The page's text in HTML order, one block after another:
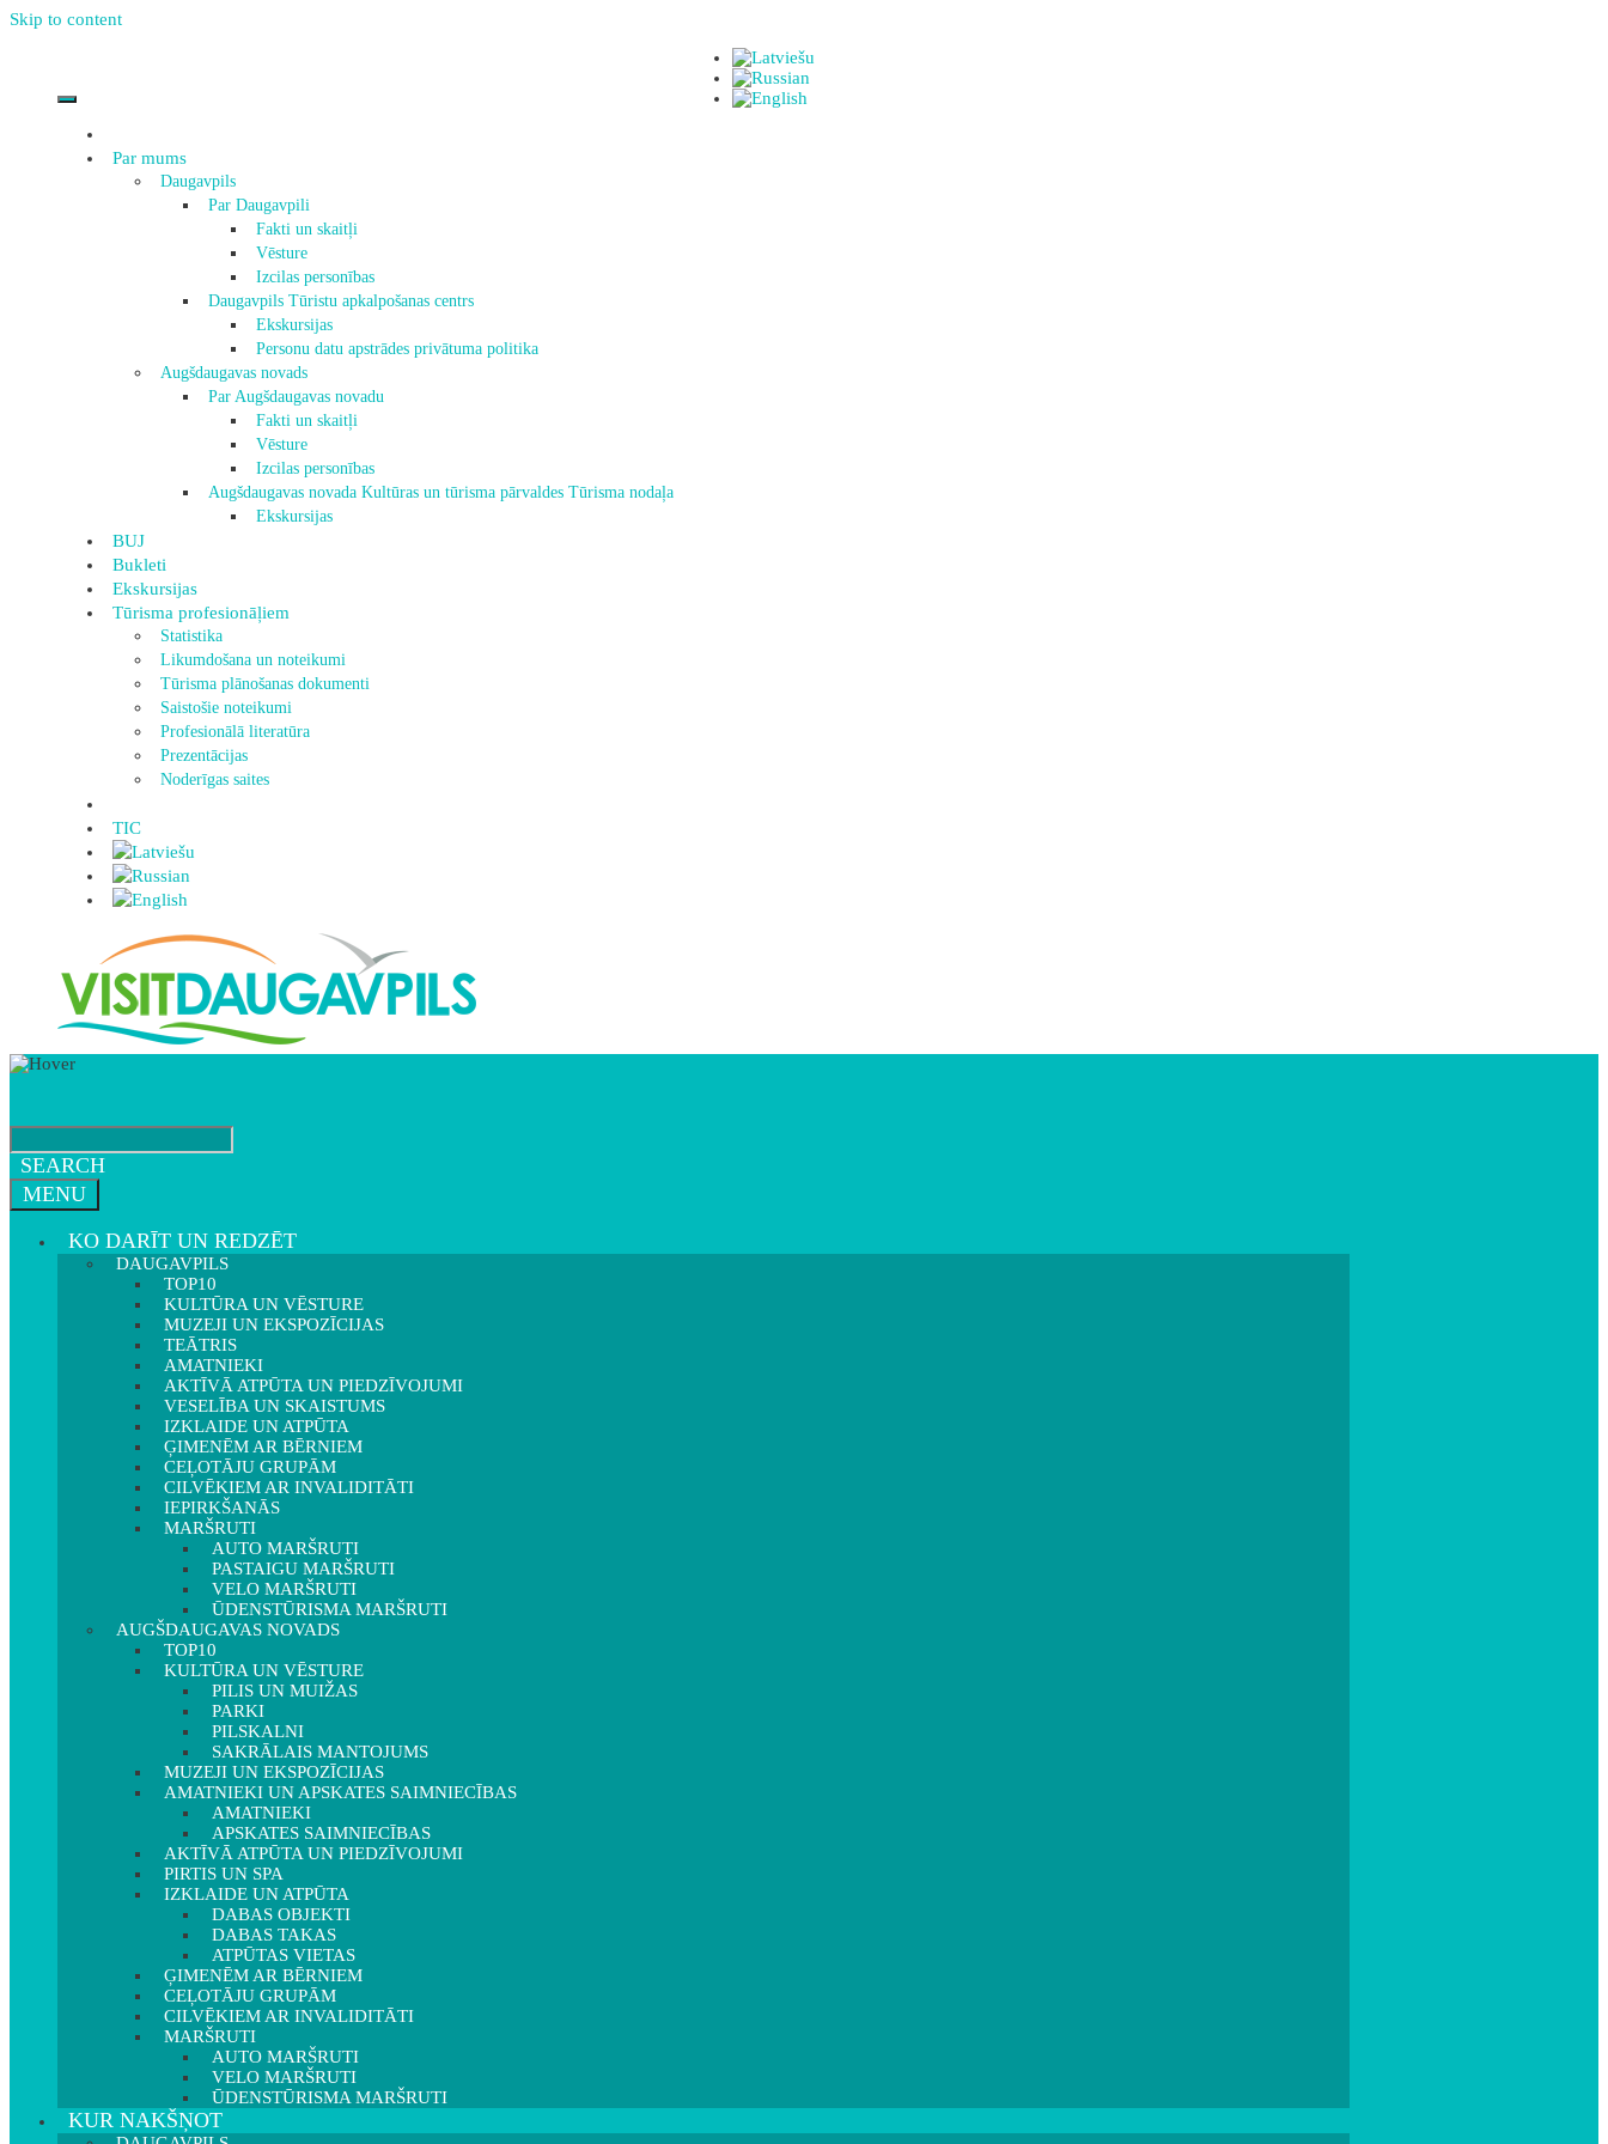
Skip to content
Par mums
Daugavpils
Par Daugavpili
Fakti un skaitļi
Vēsture
Izcilas personības
Daugavpils Tūristu apkalpošanas centrs
Ekskursijas
Personu datu apstrādes privātuma politika
Augšdaugavas novads
Par Augšdaugavas novadu
Fakti un skaitļi
Vēsture
Izcilas personības
Augšdaugavas novada Kultūras un tūrisma pārvaldes Tūrisma nodaļa
Ekskursijas
BUJ
Bukleti
Ekskursijas
Tūrisma profesionāļiem
Statistika
Likumdošana un noteikumi
Tūrisma plānošanas dokumenti
Saistošie noteikumi
Profesionālā literatūra
Prezentācijas
Noderīgas saites
TIC
SEARCH
MENU
KO DARĪT UN REDZĒT
DAUGAVPILS
TOP10
KULTŪRA UN VĒSTURE
MUZEJI UN EKSPOZĪCIJAS
TEĀTRIS
AMATNIEKI
AKTĪVĀ ATPŪTA UN PIEDZĪVOJUMI
VESELĪBA UN SKAISTUMS
IZKLAIDE UN ATPŪTA
ĢIMENĒM AR BĒRNIEM
CEĻOTĀJU GRUPĀM
CILVĒKIEM AR INVALIDITĀTI
IEPIRKŠANĀS
MARŠRUTI
AUTO MARŠRUTI
PASTAIGU MARŠRUTI
VELO MARŠRUTI
ŪDENSTŪRISMA MARŠRUTI
AUGŠDAUGAVAS NOVADS
TOP10
KULTŪRA UN VĒSTURE
PILIS UN MUIŽAS
PARKI
PILSKALNI
SAKRĀLAIS MANTOJUMS
MUZEJI UN EKSPOZĪCIJAS
AMATNIEKI UN APSKATES SAIMNIECĪBAS
AMATNIEKI
APSKATES SAIMNIECĪBAS
AKTĪVĀ ATPŪTA UN PIEDZĪVOJUMI
PIRTIS UN SPA
IZKLAIDE UN ATPŪTA
DABAS OBJEKTI
DABAS TAKAS
ATPŪTAS VIETAS
ĢIMENĒM AR BĒRNIEM
CEĻOTĀJU GRUPĀM
CILVĒKIEM AR INVALIDITĀTI
MARŠRUTI
AUTO MARŠRUTI
VELO MARŠRUTI
ŪDENSTŪRISMA MARŠRUTI
KUR NAKŠŅOT